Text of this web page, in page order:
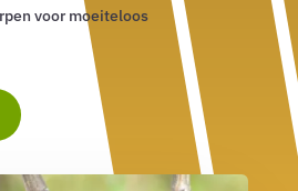
voor moeiteloos